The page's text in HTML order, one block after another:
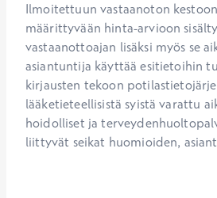
Ilmoitettuun vastaanoton
määrittyvään hinta-arvioon
vastaanottoajan lisäksi myös se
asiantuntija käyttää esitietoihin
kirjausten tekoon
lääketieteellisistä syistä varattu
hoidolliset ja
liittyvät seikat huomioiden,